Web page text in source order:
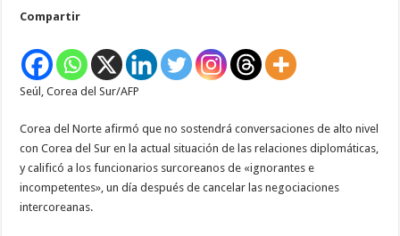
conversaciones
de
alto
del
Sur
Compartir
Seúl, Corea del Sur/AFP
Corea del Norte afirmó que no sostendrá conversaciones de alto nivel
con Corea del Sur en la actual situación de las relaciones diplomáticas,
y calificó a los funcionarios surcoreanos de «ignorantes e
incompetentes», un día después de cancelar las negociaciones
intercoreanas.